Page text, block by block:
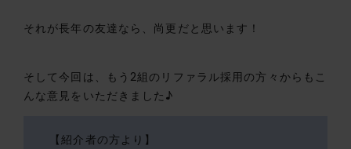
それが長年の友達なら、尚更だと思います！
そして今回は、もう2組のリファラル採用の方々からもこ
んな意見をいただきました♪
【紹介者の方より】